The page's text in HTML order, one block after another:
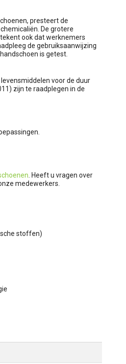
presteert de
De grotere
ook dat werknemers
de gebruiksaanwijzing
is getest.
voor de duur
zijn te raadplegen in de
. Heeft u vragen over
medewerkers.
stoffen)